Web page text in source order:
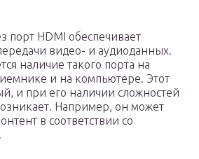
порт HDMI обеспечивает
видео- и аудиоданных.
наличие такого порта на
и на компьютере. Этот
и при его наличии сложностей
Например, он может
в соответствии со